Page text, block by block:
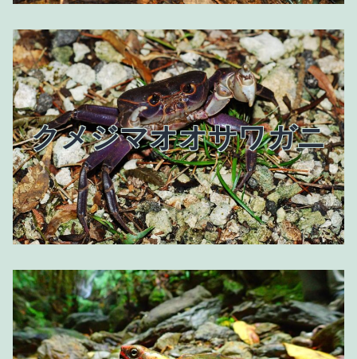
クメジマオオサワガニ